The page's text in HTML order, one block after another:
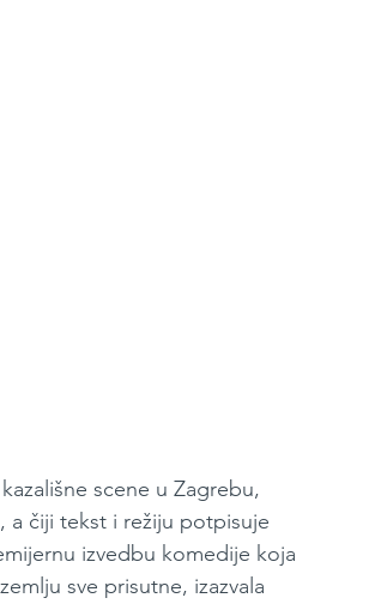
scene u Zagrebu,
a čiji tekst i režiju potpisuje
izvedbu komedije koja
sve prisutne, izazvala